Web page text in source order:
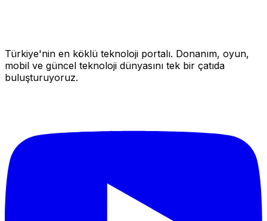
Türkiye'nin en köklü teknoloji portalı. Donanım, oyun,
mobil ve güncel teknoloji dünyasını tek bir çatıda
buluşturuyoruz.